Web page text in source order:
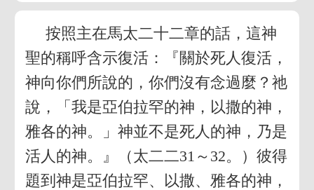
按照主在馬太二十二章的話，這神
聖的稱呼含示復活：『關於死人復活，
神向你們所說的，你們沒有念過麼？祂
說，「我是亞伯拉罕的神，以撒的神，
雅各的神。」神並不是死人的神，乃是
活人的神。』（太二二31～32。）彼得
題到神是亞伯拉罕、以撒、雅各的神，